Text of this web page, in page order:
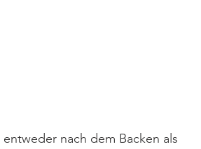
nach dem Backen als